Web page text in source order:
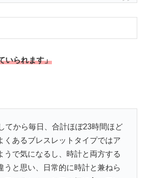
いられます」
てから毎日、合計ほぼ23時間ほど
くあるブレスレットタイプではア
うで気になるし、時計と両方する
うと思い、日常的に時計と兼ねら